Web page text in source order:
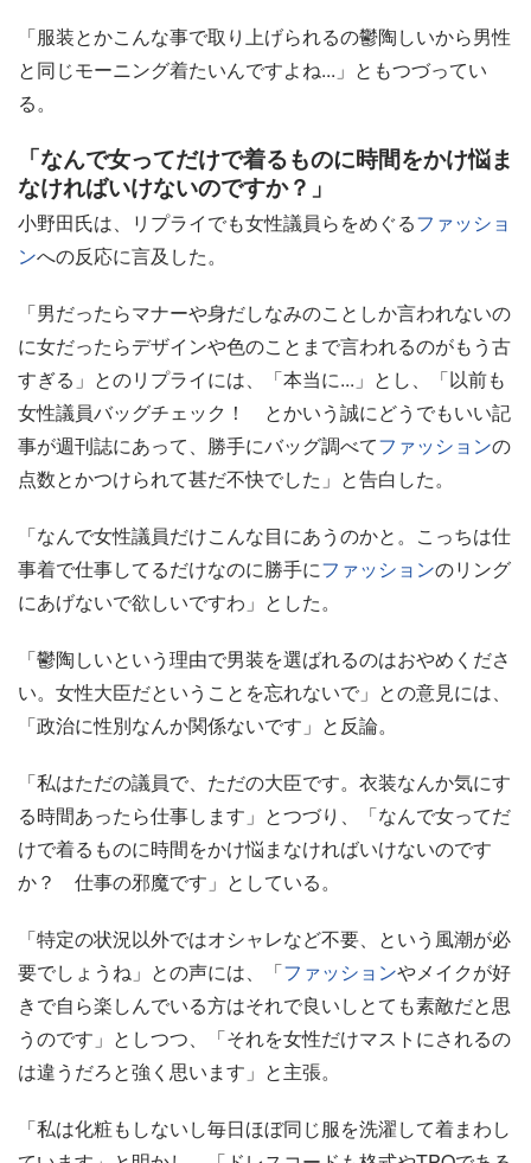
「服装とかこんな事で取り上げられるの鬱陶しいから男性
と同じモーニング着たいんですよね...」ともつづってい
る。
「なんで女ってだけで着るものに時間をかけ悩ま
なければいけないのですか？」
小野田氏は、リプライでも女性議員らをめぐるファッショ
ンへの反応に言及した。
「男だったらマナーや身だしなみのことしか言われないの
に女だったらデザインや色のことまで言われるのがもう古
すぎる」とのリプライには、「本当に...」とし、「以前も
女性議員バッグチェック！ とかいう誠にどうでもいい記
事が週刊誌にあって、勝手にバッグ調べてファッションの
点数とかつけられて甚だ不快でした」と告白した。
「なんで女性議員だけこんな目にあうのかと。こっちは仕
事着で仕事してるだけなのに勝手にファッションのリング
にあげないで欲しいですわ」とした。
「鬱陶しいという理由で男装を選ばれるのはおやめくださ
い。女性大臣だということを忘れないで」との意見には、
「政治に性別なんか関係ないです」と反論。
「私はただの議員で、ただの大臣です。衣装なんか気にす
る時間あったら仕事します」とつづり、「なんで女ってだ
けで着るものに時間をかけ悩まなければいけないのです
か？ 仕事の邪魔です」としている。
「特定の状況以外ではオシャレなど不要、という風潮が必
要でしょうね」との声には、「ファッションやメイクが好
きで自ら楽しんでいる方はそれで良いしとても素敵だと思
うのです」としつつ、「それを女性だけマストにされるの
は違うだろと強く思います」と主張。
「私は化粧もしないし毎日ほぼ同じ服を洗濯して着まわし